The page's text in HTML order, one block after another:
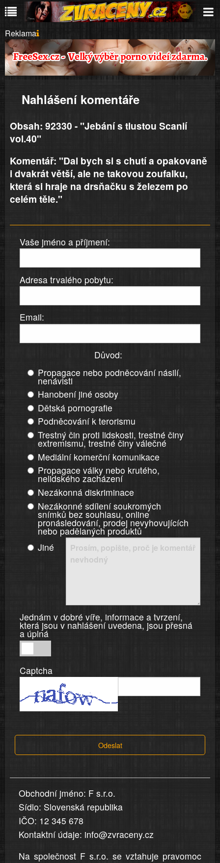
Reklama
Nahlášení komentáře
Obsah: 92330 - "Jebání s tlustou Scanií
vol.40"
Komentář: "Dal bych si s chutí a opakovaně
i dvakrát větší, ale ne takovou zoufalku,
která si hraje na drsňačku s železem po
celém těle."
Vaše jméno a příjmení:
Adresa trvalého pobytu:
Email:
Důvod:
Propagace nebo podněcování násilí,
nenávisti
Hanobení jiné osoby
Dětská pornografie
Podněcování k terorismu
Trestný čin proti lidskosti, trestné činy
extremismu, trestné činy válečné
Mediální komerční komunikace
Propagace války nebo krutého,
nelidského zacházení
Nezákonná diskriminace
Nezákonné sdílení soukromých
snímků bez souhlasu, online
pronásledování, prodej nevyhovujících
nebo padělaných produktů
Jiné
Jednám v dobré víře, informace a tvrzení,
která jsou v nahlášení uvedena, jsou přesná
a úplná
v
dobré
informace
v
uvedena,
jsou
přesná
a
úplná
Captcha
Odeslat
Obchodní jméno: F s.r.o.
Sídlo: Slovenská republika
IČO: 12 345 678
Kontaktní údaje: info@zvraceny.cz
Na společnost F s.r.o. se vztahuje pravomoc